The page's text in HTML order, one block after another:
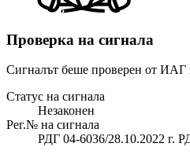
Проверка на сигнала
Сигналът беше проверен от ИАГ
Статус на сигнала
Незаконен
Рег.№ на сигнала
РДГ 04-6036/28.10.2022 г.